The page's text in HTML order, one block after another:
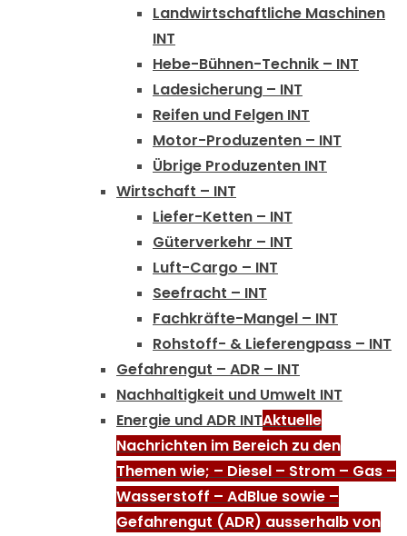
Landwirtschaftliche Maschinen
INT
Hebe-Bühnen-Technik – INT
Ladesicherung – INT
Reifen und Felgen INT
Motor-Produzenten – INT
Übrige Produzenten INT
Wirtschaft – INT
Liefer-Ketten – INT
Güterverkehr – INT
Luft-Cargo – INT
Seefracht – INT
Fachkräfte-Mangel – INT
Rohstoff- & Lieferengpass – INT
Gefahrengut – ADR – INT
Nachhaltigkeit und Umwelt INT
Energie und ADR INTAktuelle
Nachrichten im Bereich zu den
Themen wie; – Diesel – Strom – Gas –
Wasserstoff – AdBlue sowie –
Gefahrengut (ADR) ausserhalb von